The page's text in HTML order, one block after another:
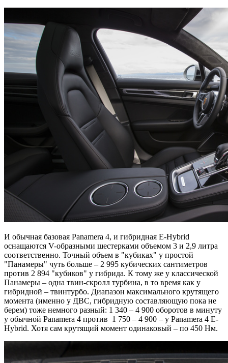
И обычная базовая Panamera 4, и гибридная E-Hybrid
оснащаются V-образными шестерками объемом 3 и 2,9 литра
соответственно. Точный объем в "кубиках" у простой
"Панамеры" чуть больше – 2 995 кубических сантиметров
против 2 894 "кубиков" у гибрида. К тому же у классической
Панамеры – одна твин-скролл турбина, в то время как у
гибридной – твинтурбо. Диапазон максимального крутящего
момента (именно у ДВС, гибридную составляющую пока не
берем) тоже немного разный: 1 340 – 4 900 оборотов в минуту
у обычной Panamera 4 против 1 750 – 4 900 – у Panamera 4 E-
Hybrid. Хотя сам крутящий момент одинаковый – по 450 Нм.